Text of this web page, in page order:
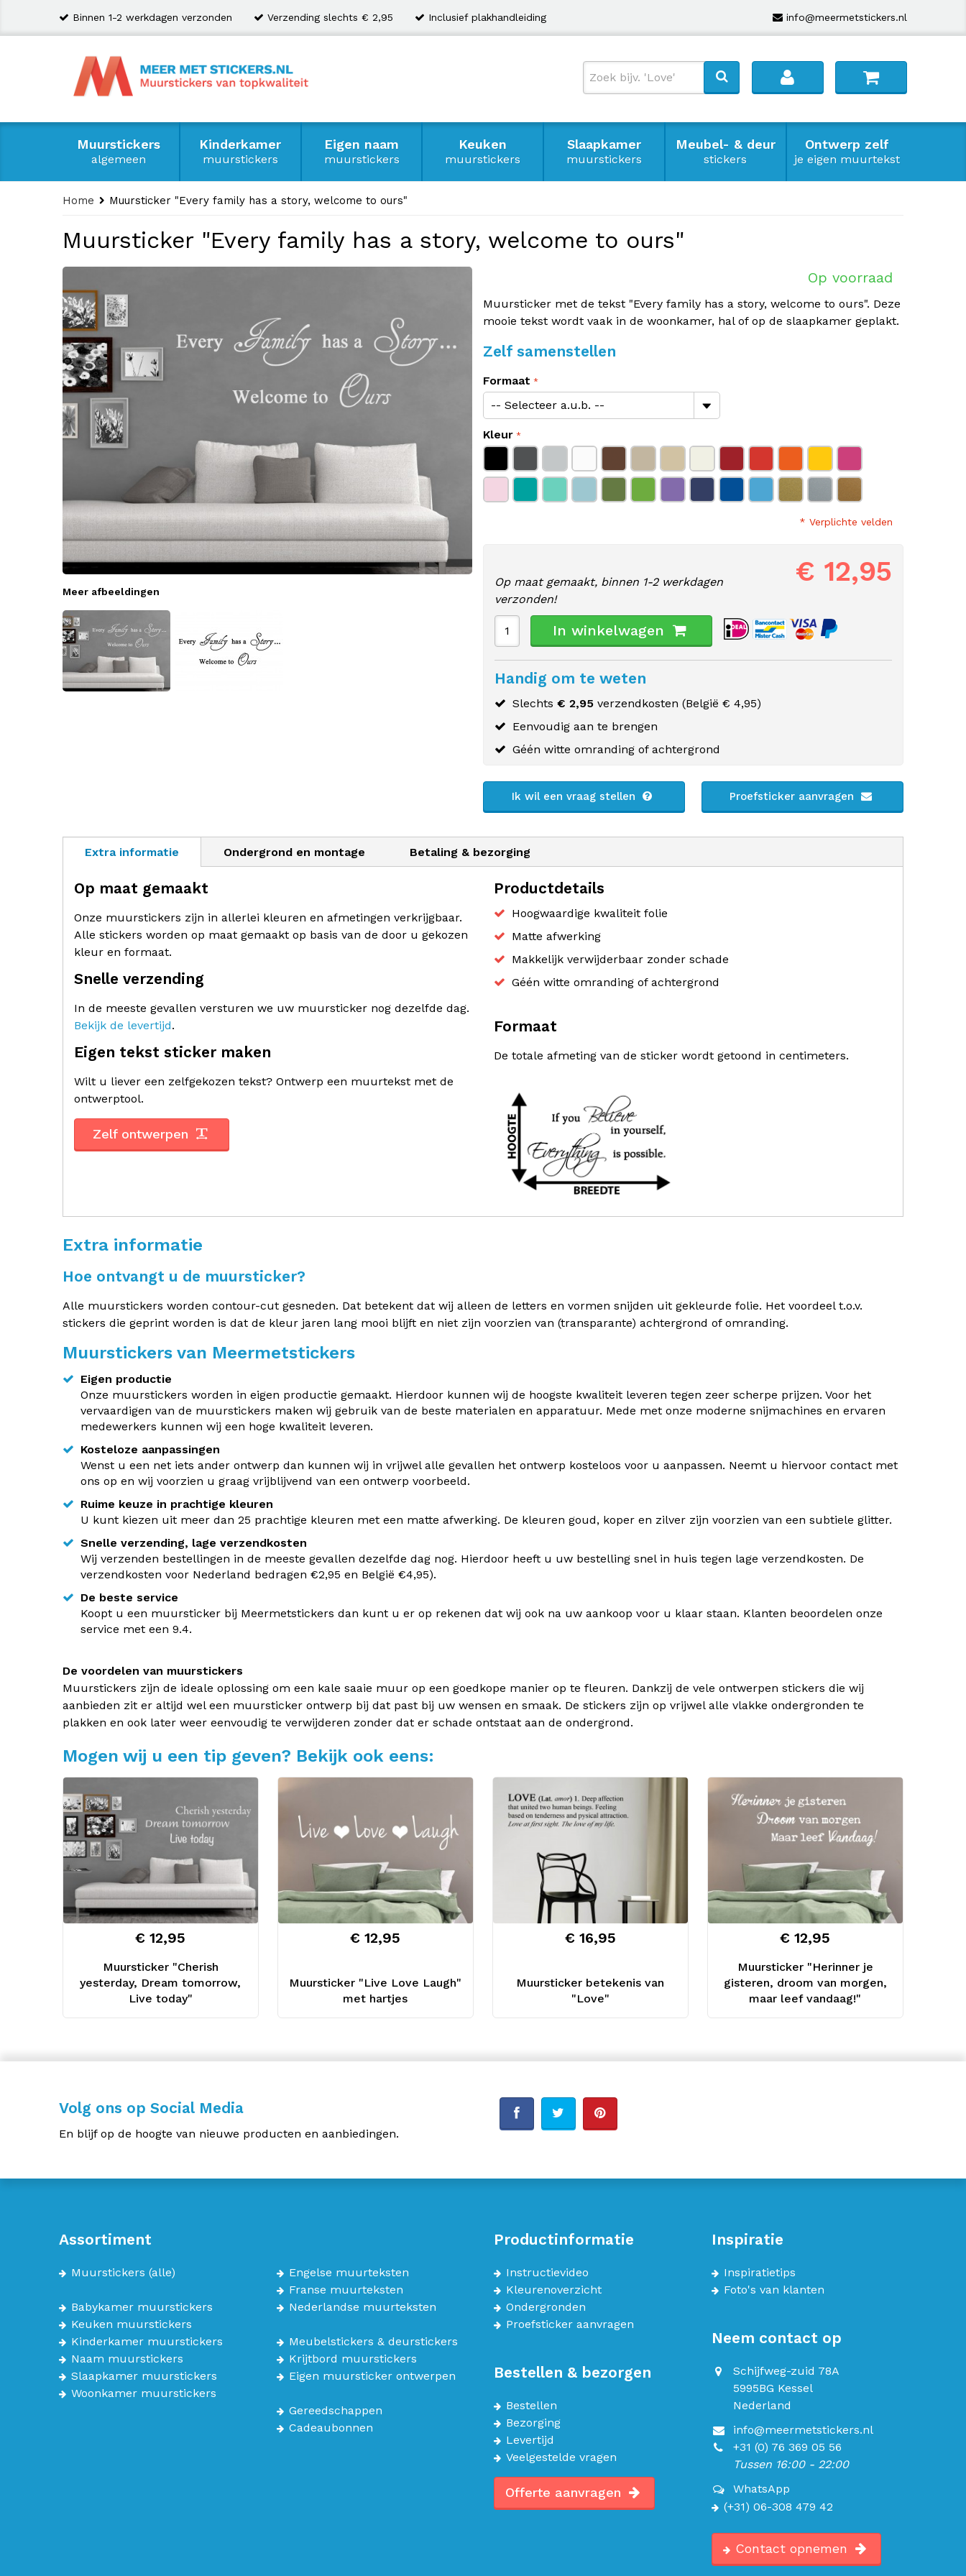
info@meermetstickers.nl
Binnen 1-2 werkdagen verzonden Verzending slechts € 2,95 Inclusief plakhandleiding
Muurstickers
algemeen
Kinderkamer
muurstickers
Eigen naam
muurstickers
Keuken
muurstickers
Slaapkamer
muurstickers
Meubel- & deur
stickers
Ontwerp zelf
je eigen muurtekst
Home Muursticker "Every family has a story, welcome to ours"
Muursticker "Every family has a story, welcome to ours"
Meer afbeeldingen
Op voorraad
Muursticker met de tekst "Every family has a story, welcome to ours". Deze
mooie tekst wordt vaak in de woonkamer, hal of op de slaapkamer geplakt.
Zelf samenstellen
Formaat
Kleur
* Verplichte velden
€ 12,95
Op maat gemaakt, binnen 1-2 werkdagen
verzonden!
In winkelwagen
Handig om te weten
Slechts € 2,95 verzendkosten (België € 4,95)
Eenvoudig aan te brengen
Géén witte omranding of achtergrond
Ik wil een vraag stellen Proefsticker aanvragen
Extra informatie Ondergrond en montage Betaling & bezorging
Op maat gemaakt
Onze muurstickers zijn in allerlei kleuren en afmetingen verkrijgbaar.
Alle stickers worden op maat gemaakt op basis van de door u gekozen
kleur en formaat.
Snelle verzending
In de meeste gevallen versturen we uw muursticker nog dezelfde dag.
Bekijk de levertijd.
Eigen tekst sticker maken
Wilt u liever een zelfgekozen tekst? Ontwerp een muurtekst met de
ontwerptool.
Zelf ontwerpen
Productdetails
Hoogwaardige kwaliteit folie
Matte afwerking
Makkelijk verwijderbaar zonder schade
Géén witte omranding of achtergrond
Formaat
De totale afmeting van de sticker wordt getoond in centimeters.
Extra informatie
Hoe ontvangt u de muursticker?
Alle muurstickers worden contour-cut gesneden. Dat betekent dat wij alleen de letters en vormen snijden uit gekleurde folie. Het voordeel t.o.v.
stickers die geprint worden is dat de kleur jaren lang mooi blijft en niet zijn voorzien van (transparante) achtergrond of omranding.
Muurstickers van Meermetstickers
Eigen productie
Onze muurstickers worden in eigen productie gemaakt. Hierdoor kunnen wij de hoogste kwaliteit leveren tegen zeer scherpe prijzen. Voor het
vervaardigen van de muurstickers maken wij gebruik van de beste materialen en apparatuur. Mede met onze moderne snijmachines en ervaren
medewerkers kunnen wij een hoge kwaliteit leveren.
Kosteloze aanpassingen
Wenst u een net iets ander ontwerp dan kunnen wij in vrijwel alle gevallen het ontwerp kosteloos voor u aanpassen. Neemt u hiervoor contact met
ons op en wij voorzien u graag vrijblijvend van een ontwerp voorbeeld.
Ruime keuze in prachtige kleuren
U kunt kiezen uit meer dan 25 prachtige kleuren met een matte afwerking. De kleuren goud, koper en zilver zijn voorzien van een subtiele glitter.
Snelle verzending, lage verzendkosten
Wij verzenden bestellingen in de meeste gevallen dezelfde dag nog. Hierdoor heeft u uw bestelling snel in huis tegen lage verzendkosten. De
verzendkosten voor Nederland bedragen €2,95 en België €4,95).
De beste service
Koopt u een muursticker bij Meermetstickers dan kunt u er op rekenen dat wij ook na uw aankoop voor u klaar staan. Klanten beoordelen onze
service met een 9.4.
De voordelen van muurstickers
Muurstickers zijn de ideale oplossing om een kale saaie muur op een goedkope manier op te fleuren. Dankzij de vele ontwerpen stickers die wij
aanbieden zit er altijd wel een muursticker ontwerp bij dat past bij uw wensen en smaak. De stickers zijn op vrijwel alle vlakke ondergronden te
plakken en ook later weer eenvoudig te verwijderen zonder dat er schade ontstaat aan de ondergrond.
Mogen wij u een tip geven? Bekijk ook eens:
Muursticker "Cherish
yesterday, Dream tomorrow,
Live today"
€ 12,95
Muursticker "Live Love Laugh"
met hartjes
€ 12,95
Muursticker betekenis van
"Love"
€ 16,95
Muursticker "Herinner je
gisteren, droom van morgen,
maar leef vandaag!"
€ 12,95
Volg ons op Social Media
En blijf op de hoogte van nieuwe producten en aanbiedingen.
Assortiment
Muurstickers (alle)
Babykamer muurstickers
Keuken muurstickers
Kinderkamer muurstickers
Naam muurstickers
Slaapkamer muurstickers
Woonkamer muurstickers
Engelse muurteksten
Franse muurteksten
Nederlandse muurteksten
Meubelstickers & deurstickers
Krijtbord muurstickers
Eigen muursticker ontwerpen
Gereedschappen
Cadeaubonnen
Productinformatie
Instructievideo
Kleurenoverzicht
Ondergronden
Proefsticker aanvragen
Bestellen & bezorgen
Bestellen
Bezorging
Levertijd
Veelgestelde vragen
Offerte aanvragen
Inspiratie
Inspiratietips
Foto's van klanten
Neem contact op
Schijfweg-zuid 78A
5995BG Kessel
Nederland
info@meermetstickers.nl
+31 (0) 76 369 05 56
Tussen 16:00 - 22:00
WhatsApp
(+31) 06-308 479 42
Contact opnemen